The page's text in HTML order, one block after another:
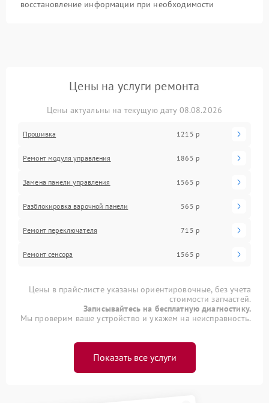
восстановление информации при необходимости
Цены на услуги ремонта
Цены актуальны на текущую дату 08.08.2026
Прошивка 1215 р
Ремонт модуля управления 1865 р
Замена панели управления 1565 р
Разблокировка варочной панели 565 р
Ремонт переключателя 715 р
Ремонт сенсора 1565 р
Цены в прайс-листе указаны ориентировочные, без учета
стоимости запчастей.
Записывайтесь на бесплатную диагностику.
Мы проверим ваше устройство и укажем на неисправность.
Показать все услуги